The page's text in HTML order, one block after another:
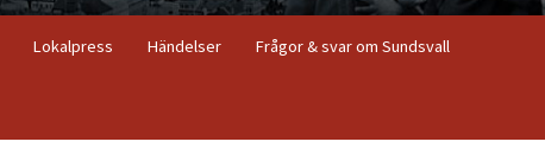
Lokalpress Händelser Frågor & svar om Sundsvall